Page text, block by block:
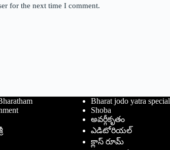
for the next time I comment.
Bharat jodo yatra special
Shoba
అవర్గీకృతం
ఎడిటోరియల్
క్లాస్ రూమ్